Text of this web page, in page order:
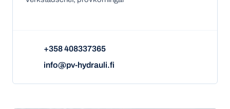
+358 408337365
info@pv-hydrauli.fi